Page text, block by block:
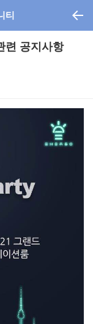
티
련 공지사항